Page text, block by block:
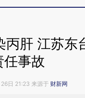
肝 江苏东
任事故
日 21:23 来源于 财新网